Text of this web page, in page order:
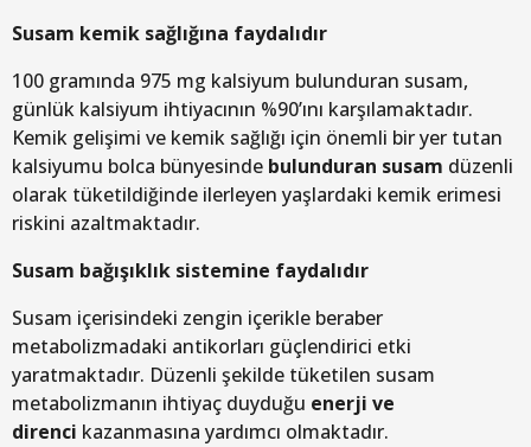
Susam kemik sağlığına faydalıdır
100 gramında 975 mg kalsiyum bulunduran susam,
günlük kalsiyum ihtiyacının %90’ını karşılamaktadır.
Kemik gelişimi ve kemik sağlığı için önemli bir yer tutan
kalsiyumu bolca bünyesinde bulunduran susam düzenli
olarak tüketildiğinde ilerleyen yaşlardaki kemik erimesi
riskini azaltmaktadır.
Susam bağışıklık sistemine faydalıdır
Susam içerisindeki zengin içerikle beraber
metabolizmadaki antikorları güçlendirici etki
yaratmaktadır. Düzenli şekilde tüketilen susam
metabolizmanın ihtiyaç duyduğu enerji ve
direnci kazanmasına yardımcı olmaktadır.